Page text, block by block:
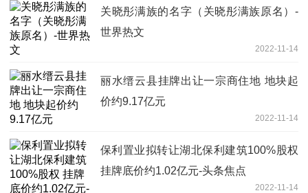
关晓彤满族的名字（关晓彤满族原名）-
世界热文
2022-11-14
丽水缙云县挂牌出让一宗商住地 地块起
价约9.17亿元
2022-11-14
保利置业拟转让湖北保利建筑100%股权
挂牌底价约1.02亿元-头条焦点
2022-11-14